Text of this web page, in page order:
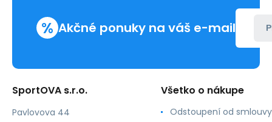
% Akčné ponuky na váš e-mail
SportOVA s.r.o.
Pavlovova 44
Všetko o nákupe
Odstoupení od smlouvy